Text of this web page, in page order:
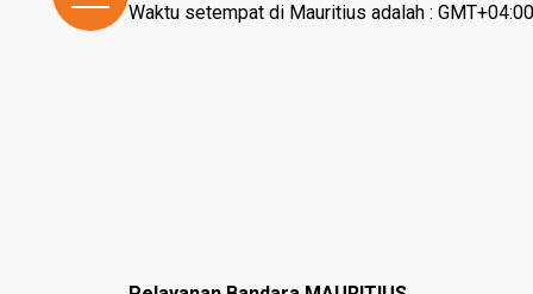
Waktu setempat di Mauritius adalah : GMT+04:00